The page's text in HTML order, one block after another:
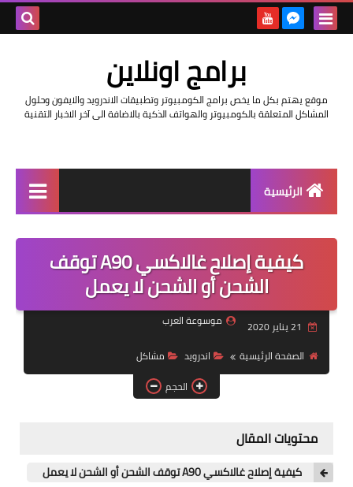
برامج اونلاين
موقع يهتم بكل ما يخص برامج الكومبيوتر وتطبيقات الاندرويد والايفون وحلول
المشاكل المتعلقة بالكومبيوتر والهواتف الذكية بالاضافة الى آخر الاخبار التقنية
الرئيسية
مراجعات
حماية
اندرويد
آيفون
ويندوز
كيفية إصلاح غالاكسي A90 توقف
الشحن أو الشحن لا يعمل
موسوعة العرب
الصفحة الرئيسية
اندرويد
مشاكل
الحجم
محتويات المقال
كيفية إصلاح غالاكسي A90 توقف الشحن أو الشحن لا يعمل